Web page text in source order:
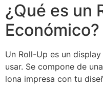
¿Qué es un
Económico?
Un Roll-Up es un
usar. Se compone de
lona impresa con tu